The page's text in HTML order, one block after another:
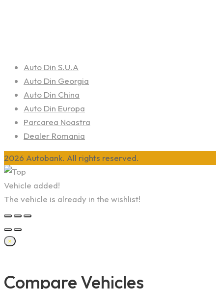
Auto Din S.U.A
Auto Din Georgia
Auto Din China
Auto Din Europa
Parcarea Noastra
Dealer Romania
2026 Autobank. All rights reserved.
Vehicle added!
The vehicle is already in the wishlist!
×
Compare Vehicles